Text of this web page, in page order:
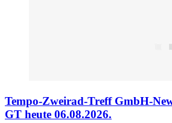
Tempo-Zweirad-Treff GmbH-
GT heute 06.08.2026.